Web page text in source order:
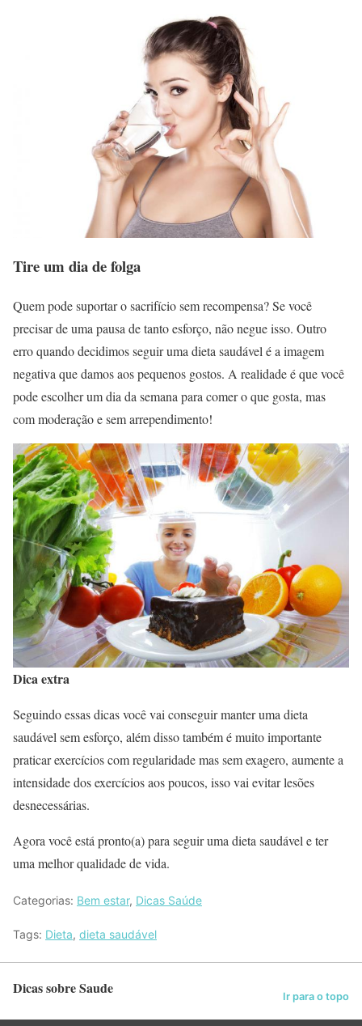
Tire um dia de folga
Quem pode suportar o sacrifício sem recompensa? Se você
precisar de uma pausa de tanto esforço, não negue isso. Outro
erro quando decidimos seguir uma dieta saudável é a imagem
negativa que damos aos pequenos gostos. A realidade é que você
pode escolher um dia da semana para comer o que gosta, mas
com moderação e sem arrependimento!
Dica extra
Seguindo essas dicas você vai conseguir manter uma dieta
saudável sem esforço, além disso também é muito importante
praticar exercícios com regularidade mas sem exagero, aumente a
intensidade dos exercícios aos poucos, isso vai evitar lesões
desnecessárias.
Agora você está pronto(a) para seguir uma dieta saudável e ter
uma melhor qualidade de vida.
Categorias: Bem estar, Dicas Saúde
Tags: Dieta, dieta saudável
Dicas sobre Saude Ir para o topo